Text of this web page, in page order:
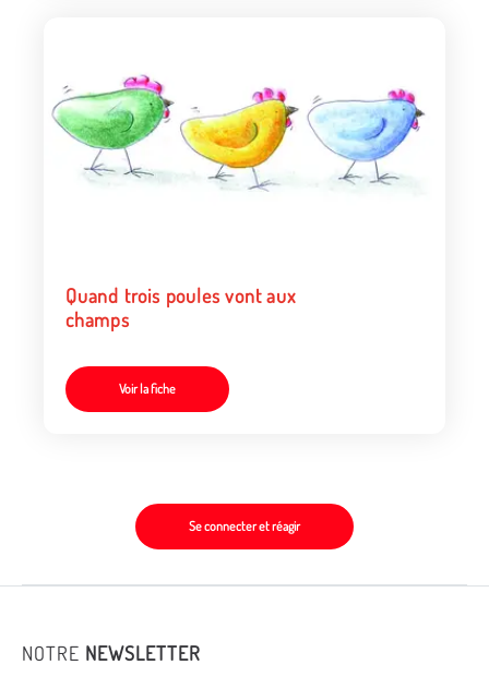
Quand trois poules vont aux
champs
Voir la fiche
Se connecter et réagir
NOTRE NEWSLETTER